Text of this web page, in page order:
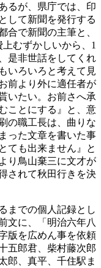
るが、県庁では、印
して新聞を発行する
合で新聞の主筆と、
むずかしいから、1
是非世話をしてくれ
いろいろと考えて見
前より外に適任者が
いたい。お前さへ承
ことにする』と、意
の職工長は、曲りな
った文章を書いた事
ても出来ません』と
り鳥山棄三に文才が
されて秋田行きを決
までの個人記録とし
文に、「明治六年八
版を広めん事を依頼
五郎君、柴村藤次郎
郎、真平、千住駅ま